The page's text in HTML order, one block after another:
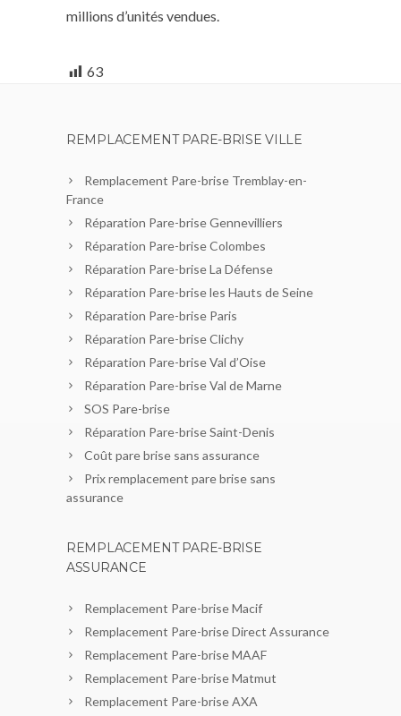
millions d’unités vendues.
63
REMPLACEMENT PARE-BRISE VILLE
Remplacement Pare-brise Tremblay-en-
France
Réparation Pare-brise Gennevilliers
Réparation Pare-brise Colombes
Réparation Pare-brise La Défense
Réparation Pare-brise les Hauts de Seine
Réparation Pare-brise Paris
Réparation Pare-brise Clichy
Réparation Pare-brise Val d’Oise
Réparation Pare-brise Val de Marne
SOS Pare-brise
Réparation Pare-brise Saint-Denis
Coût pare brise sans assurance
Prix remplacement pare brise sans
assurance
REMPLACEMENT PARE-BRISE
ASSURANCE
Remplacement Pare-brise Macif
Remplacement Pare-brise Direct Assurance
Remplacement Pare-brise MAAF
Remplacement Pare-brise Matmut
Remplacement Pare-brise AXA